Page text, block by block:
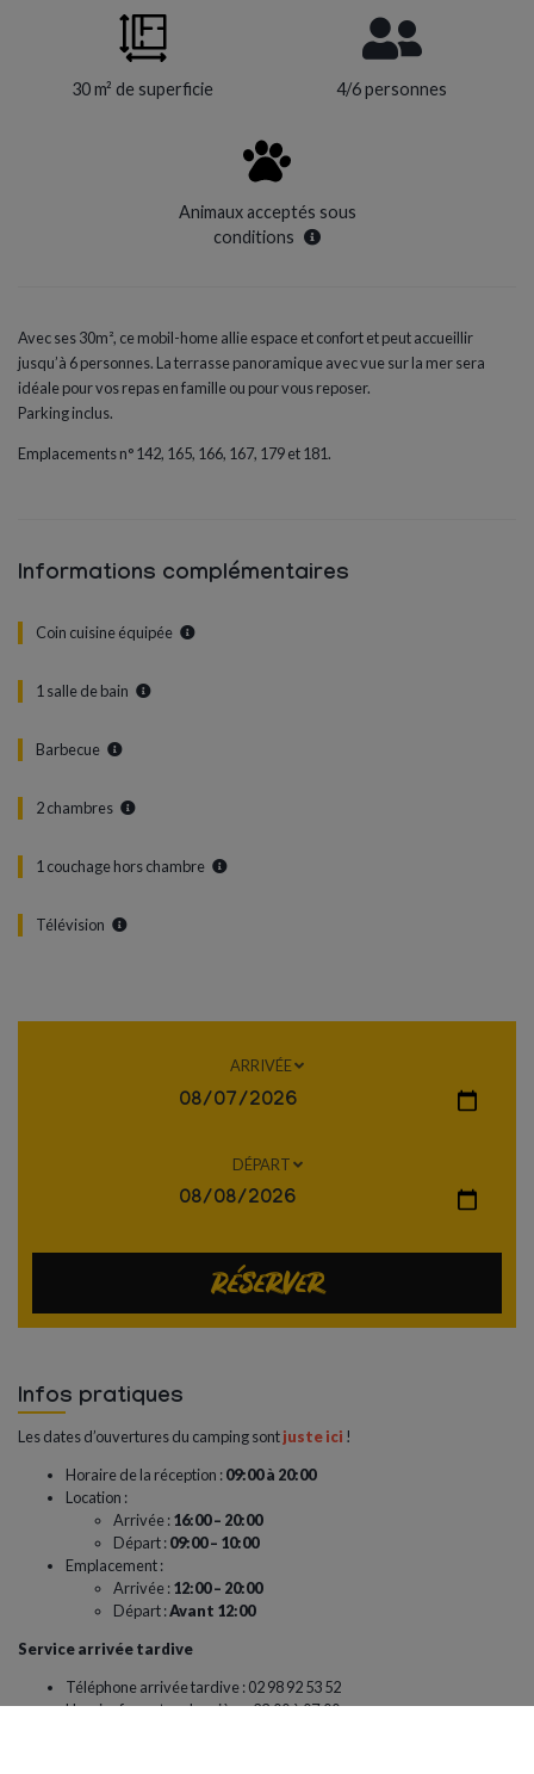
30 m² de superficie 4/6 personnes
Animaux acceptés sous
conditions
Avec ses 30m², ce mobil-home allie espace et confort et peut accueillir
jusqu’à 6 personnes. La terrasse panoramique avec vue sur la mer sera
idéale pour vos repas en famille ou pour vous reposer.
Parking inclus.
Emplacements n° 142, 165, 166, 167, 179 et 181.
Informations complémentaires
Coin cuisine équipée
1 salle de bain
Barbecue
2 chambres
1 couchage hors chambre
Télévision
ARRIVÉE
DÉPART
Réserver
Infos pratiques
Les dates d’ouvertures du camping sontjuste ici !
Horaire de la réception :09:00 à 20:00
Location :
Arrivée :16:00 – 20:00
Départ :09:00 – 10:00
Emplacement :
Arrivée :12:00 – 20:00
Départ :Avant 12:00
Service arrivée tardive
Téléphone arrivée tardive : 02 98 92 53 52
Horaire fermeture barrière : 23:00 à 07:00